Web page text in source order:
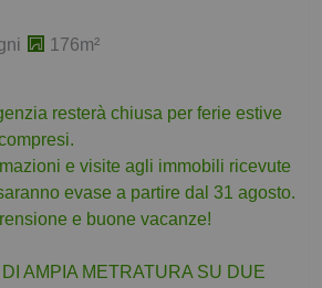
176m²
e visite agli immobili ricevute
evase a partire dal 31 agosto.
e buone vacanze!
AMPIA METRATURA SU DUE